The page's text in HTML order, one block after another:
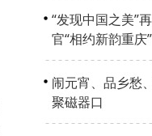
“发现中国之美”
官“相约新韵重庆”
闹元宵、品乡愁
聚磁器口